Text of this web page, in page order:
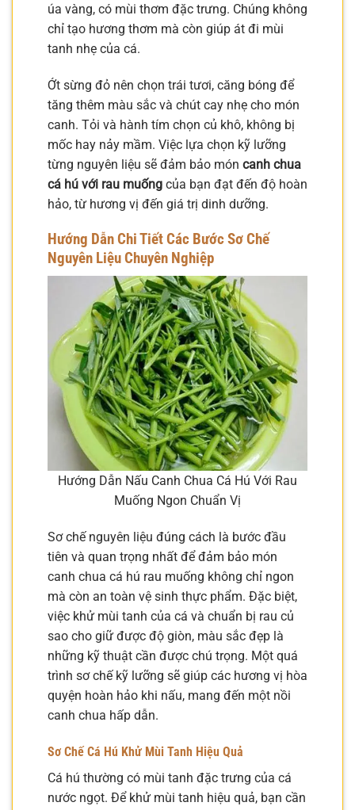
úa vàng, có mùi thơm đặc trưng. Chúng không
chỉ tạo hương thơm mà còn giúp át đi mùi
tanh nhẹ của cá.
Ớt sừng đỏ nên chọn trái tươi, căng bóng để
tăng thêm màu sắc và chút cay nhẹ cho món
canh. Tỏi và hành tím chọn củ khô, không bị
mốc hay nảy mầm. Việc lựa chọn kỹ lưỡng
từng nguyên liệu sẽ đảm bảo món canh chua
cá hú với rau muống của bạn đạt đến độ hoàn
hảo, từ hương vị đến giá trị dinh dưỡng.
Hướng Dẫn Chi Tiết Các Bước Sơ Chế
Nguyên Liệu Chuyên Nghiệp
Hướng Dẫn Nấu Canh Chua Cá Hú Với Rau
Muống Ngon Chuẩn Vị
Sơ chế nguyên liệu đúng cách là bước đầu
tiên và quan trọng nhất để đảm bảo món
canh chua cá hú rau muống không chỉ ngon
mà còn an toàn vệ sinh thực phẩm. Đặc biệt,
việc khử mùi tanh của cá và chuẩn bị rau củ
sao cho giữ được độ giòn, màu sắc đẹp là
những kỹ thuật cần được chú trọng. Một quá
trình sơ chế kỹ lưỡng sẽ giúp các hương vị hòa
quyện hoàn hảo khi nấu, mang đến một nồi
canh chua hấp dẫn.
Sơ Chế Cá Hú Khử Mùi Tanh Hiệu Quả
Cá hú thường có mùi tanh đặc trưng của cá
nước ngọt. Để khử mùi tanh hiệu quả, bạn cần